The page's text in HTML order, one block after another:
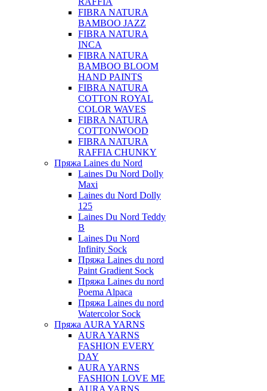
FIBRA NATURA
BAMBOO JAZZ
FIBRA NATURA
INCA
FIBRA NATURA
BAMBOO BLOOM
HAND PAINTS
FIBRA NATURA
COTTON ROYAL
COLOR WAVES
FIBRA NATURA
COTTONWOOD
FIBRA NATURA
RAFFIA CHUNKY
Пряжа Laines du Nord
Laines Du Nord Dolly
Maxi
Laines du Nord Dolly
125
Laines Du Nord Teddy
B
Laines Du Nord
Infinity Sock
Пряжа Laines du nord
Paint Gradient Sock
Пряжа Laines du nord
Poema Alpaca
Пряжа Laines du nord
Watercolor Sock
Пряжа AURA YARNS
AURA YARNS
FASHION EVERY
DAY
AURA YARNS
FASHION LOVE ME
AURA YARNS